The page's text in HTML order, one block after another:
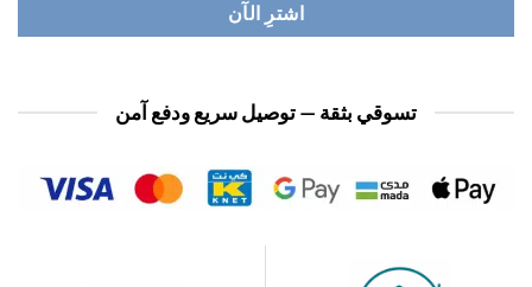
اشترِ الآن
تسوقي بثقة — توصيل سريع ودفع آمن